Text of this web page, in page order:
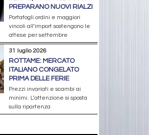
PREPARANO NUOVI RIALZI
Portafogli ordini e maggiori
vincoli all’import sostengono le
attese per settembre
31 luglio 2026
ROTTAME: MERCATO
ITALIANO CONGELATO
PRIMA DELLE FERIE
Prezzi invariati e scambi ai
minimi. L’attenzione si sposta
sulla ripartenza